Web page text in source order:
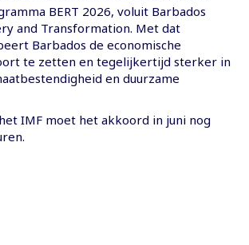
BERT 2026, voluit Barbados
and Transformation. Met dat
Barbados de economische
te zetten en tegelijkertijd sterker in
en duurzame
IMF moet het akkoord in juni nog